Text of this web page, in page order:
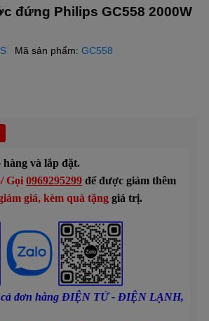
đứng Philips GC558 2000W
Mã sản phẩm: GC558
hàng và lắp đặt.
Gọi 0969295299 để được giảm thêm
giá, kèm quà tặng giá trị.
cả đơn hàng ĐIỆN TỬ - ĐIỆN LẠNH,